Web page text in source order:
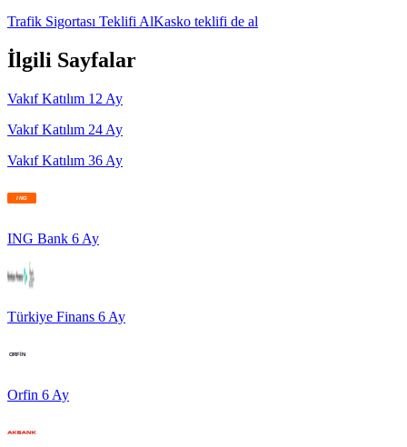
Trafik Sigortası Teklifi AlKasko teklifi de al
İlgili Sayfalar
Vakıf Katılım 12 Ay
Vakıf Katılım 24 Ay
Vakıf Katılım 36 Ay
ING Bank 6 Ay
Türkiye Finans 6 Ay
Orfin 6 Ay